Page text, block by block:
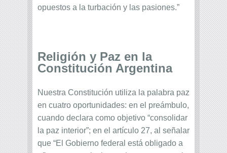
opuestos a la turbación y las pasiones.”
Religión y Paz en la
Constitución Argentina
Nuestra Constitución utiliza la palabra paz
en cuatro oportunidades: en el preámbulo,
cuando declara como objetivo “consolidar
la paz interior”; en el artículo 27, al señalar
que “El Gobierno federal está obligado a